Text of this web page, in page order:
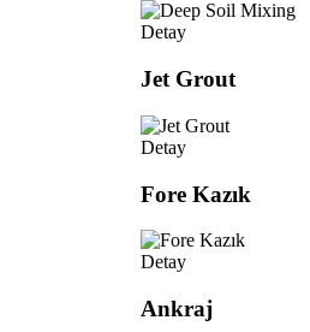
Detay
Jet Grout
Detay
Fore Kazık
Detay
Ankraj